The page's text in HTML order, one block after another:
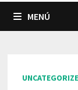
MENÚ